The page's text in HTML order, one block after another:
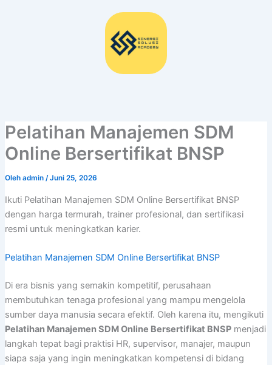
Pelatihan Manajemen SDM
Online Bersertifikat BNSP
Oleh admin /Juni 25, 2026
Ikuti Pelatihan Manajemen SDM Online Bersertifikat BNSP
dengan harga termurah, trainer profesional, dan sertifikasi
resmi untuk meningkatkan karier.
Pelatihan Manajemen SDM Online Bersertifikat BNSP
Di era bisnis yang semakin kompetitif, perusahaan
membutuhkan tenaga profesional yang mampu mengelola
sumber daya manusia secara efektif. Oleh karena itu, mengikuti
Pelatihan Manajemen SDM Online Bersertifikat BNSPmenjadi
langkah tepat bagi praktisi HR, supervisor, manajer, maupun
siapa saja yang ingin meningkatkan kompetensi di bidang